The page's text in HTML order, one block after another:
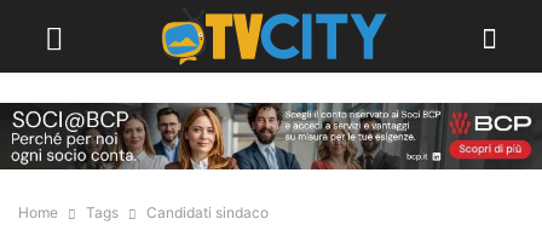
Home Tags Candidati sindaco